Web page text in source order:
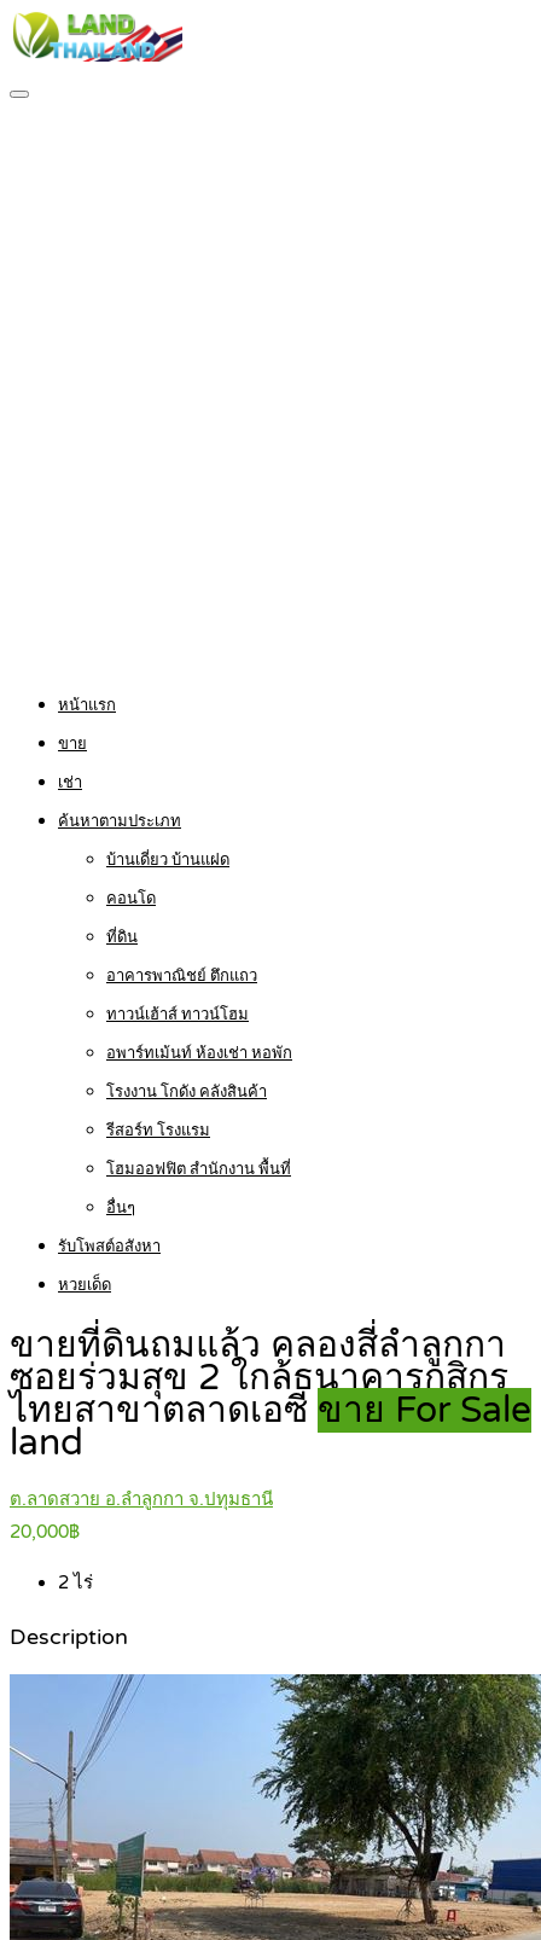
หน้าแรก
ขาย
เช่า
ค้นหาตามประเภท
บ้านเดี่ยว บ้านแฝด
คอนโด
ที่ดิน
อาคารพาณิชย์ ตึกแถว
ทาวน์เฮ้าส์ ทาวน์โฮม
อพาร์ทเม้นท์ ห้องเช่า หอพัก
โรงงาน โกดัง คลังสินค้า
รีสอร์ท โรงแรม
โฮมออฟฟิต สำนักงาน พื้นที่
อื่นๆ
รับโพสต์อสังหา
หวยเด็ด
ขายที่ดินถมแล้ว คลองสี่ลำลูกกา
ซอยร่วมสุข 2 ใกล้ธนาคารกสิกร
ไทยสาขาตลาดเอซี ขาย For Sale
land
ต.ลาดสวาย อ.ลำลูกกา จ.ปทุมธานี
20,000฿
2ไร่
Description